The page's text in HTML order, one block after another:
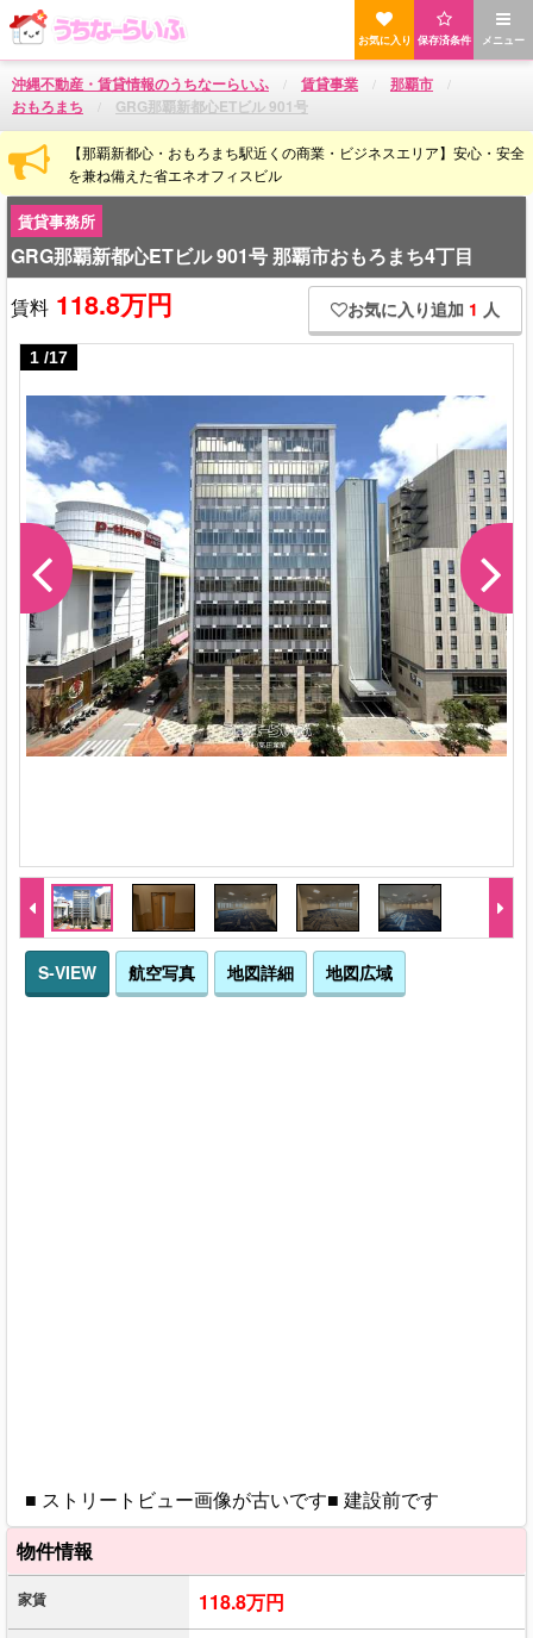
メニュー
保存済条件
お気に入り
沖縄不動産・賃貸情報のうちなーらいふ 賃貸事業
那覇市
おもろまち
GRG那覇新都心ETビル 901号
【那覇新都心・おもろまち駅近くの商業・ビジネスエリア】安心・安全
を兼ね備えた省エネオフィスビル
賃貸事務所
GRG那覇新都心ETビル 901号 那覇市おもろまち4丁目
賃料 118.8万円 お気に入り追加 1 人
1 /17
S-VIEW 航空写真 地図詳細 地図広域
■ ストリートビュー画像が古いです■ 建設前です
物件情報
家賃 118.8万円